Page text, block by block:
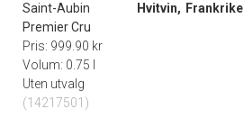
Saint-Aubin
Premier Cru
Hvitvin, Frankrike
Pris: 999.90 kr
Volum: 0.75 l
Uten utvalg
(14217501)